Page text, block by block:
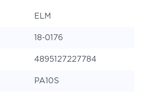
ELM
18-0176
4895127227784
PA10S